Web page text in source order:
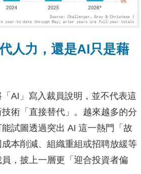
人力，還是AI只是藉
AI」寫入裁員說明，並不代表這
術「直接替代」。越來越多的分
試圖透過突出 AI 這一熱門「故
本削減、組織重組或招聘放緩等
，披上一層更「迎合投資者偏